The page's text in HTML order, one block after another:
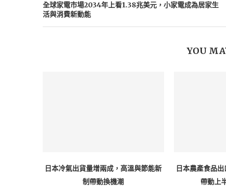
全球家電市場2034年上看1.38兆美元，小家電成為居家生
活與消費新動能
YOU
日本冷氣出貨量增兩成，高溫與節能新
制帶動換機潮
日本農產食品
帶動上